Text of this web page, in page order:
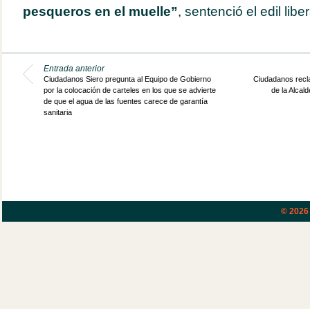
pesqueros en el muelle”, sentenció el edil
Entrada anterior
Ciudadanos Siero pregunta al Equipo de Gobierno
por la colocación de carteles en los que se advierte
de que el agua de las fuentes carece de garantía
sanitaria
Ciudadanos
de la
© 2026